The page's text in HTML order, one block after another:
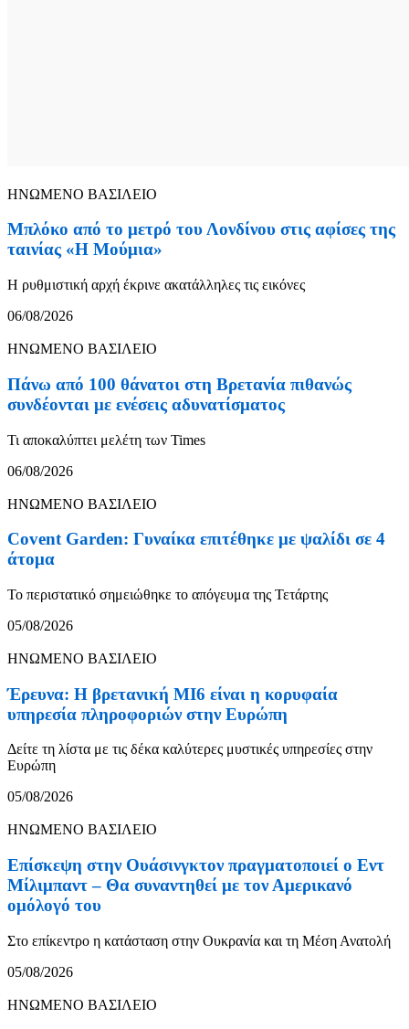
ΗΝΩΜΕΝΟ ΒΑΣΙΛΕΙΟ
Μπλόκο από το μετρό του Λονδίνου στις αφίσες της
ταινίας «Η Μούμια»
Η ρυθμιστική αρχή έκρινε ακατάλληλες τις εικόνες
06/08/2026
ΗΝΩΜΕΝΟ ΒΑΣΙΛΕΙΟ
Πάνω από 100 θάνατοι στη Βρετανία πιθανώς
συνδέονται με ενέσεις αδυνατίσματος
Τι αποκαλύπτει μελέτη των Times
06/08/2026
ΗΝΩΜΕΝΟ ΒΑΣΙΛΕΙΟ
Covent Garden: Γυναίκα επιτέθηκε με ψαλίδι σε 4
άτομα
Το περιστατικό σημειώθηκε το απόγευμα της Τετάρτης
05/08/2026
ΗΝΩΜΕΝΟ ΒΑΣΙΛΕΙΟ
Έρευνα: Η βρετανική MI6 είναι η κορυφαία
υπηρεσία πληροφοριών στην Ευρώπη
Δείτε τη λίστα με τις δέκα καλύτερες μυστικές υπηρεσίες στην
Ευρώπη
05/08/2026
ΗΝΩΜΕΝΟ ΒΑΣΙΛΕΙΟ
Επίσκεψη στην Ουάσινγκτον πραγματοποιεί ο Εντ
Μίλιμπαντ – Θα συναντηθεί με τον Αμερικανό
ομόλογό του
Στο επίκεντρο η κατάσταση στην Ουκρανία και τη Μέση Ανατολή
05/08/2026
ΗΝΩΜΕΝΟ ΒΑΣΙΛΕΙΟ